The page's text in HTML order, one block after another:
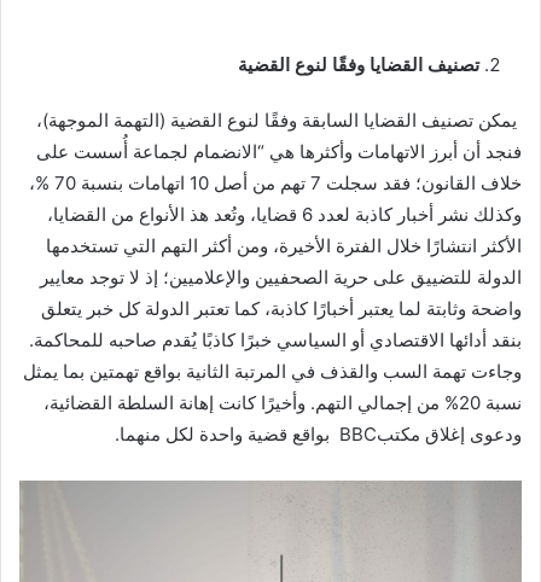
تصنيف القضايا وفقًا لنوع القضية
يمكن تصنيف القضايا السابقة وفقًا لنوع القضية (التهمة الموجهة)،
فنجد أن أبرز الاتهامات وأكثرها هي “الانضمام لجماعة أُسست على
خلاف القانون؛ فقد سجلت 7 تهم من أصل 10 اتهامات بنسبة 70 %،
وكذلك نشر أخبار كاذبة لعدد 6 قضايا، وتُعد هذ الأنواع من القضايا،
الأكثر انتشارًا خلال الفترة الأخيرة، ومن أكثر التهم التي تستخدمها
الدولة للتضييق على حرية الصحفيين والإعلاميين؛ إذ لا توجد معايير
واضحة وثابتة لما يعتبر أخبارًا كاذبة، كما تعتبر الدولة كل خبر يتعلق
بنقد أدائها الاقتصادي أو السياسي خبرًا كاذبًا يُقدم صاحبه للمحاكمة.
وجاءت تهمة السب والقذف في المرتبة الثانية بواقع تهمتين بما يمثل
نسبة 20% من إجمالي التهم. وأخيرًا كانت إهانة السلطة القضائية،
ودعوى إغلاق مكتبBBC بواقع قضية واحدة لكل منهما.